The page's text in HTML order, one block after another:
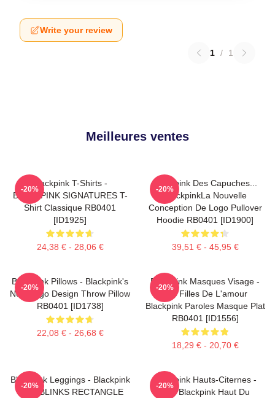
Write your review
1 / 1
Meilleures ventes
Blackpink T-Shirts -
BLACKPINK SIGNATURES T-
Shirt Classique RB0401
[ID1925]
24,38 € - 28,06 €
-20%
Blackpink Des Capuches...
BlackpinkLa Nouvelle
Conception De Logo Pullover
Hoodie RB0401 [ID1900]
39,51 € - 45,95 €
-20%
Blackpink Pillows - Blackpink's
New Logo Design Throw Pillow
RB0401 [ID1738]
22,08 € - 26,68 €
-20%
Blackpink Masques Visage -
Les Filles De L'amour
Blackpink Paroles Masque Plat
RB0401 [ID1556]
18,29 € - 20,70 €
-20%
Blackpink Leggings - Blackpink
Fans BLINKS RECTANGLE
-20%
Blackpink Hauts-Citernes -
Oui. Blackpink Haut Du
-20%